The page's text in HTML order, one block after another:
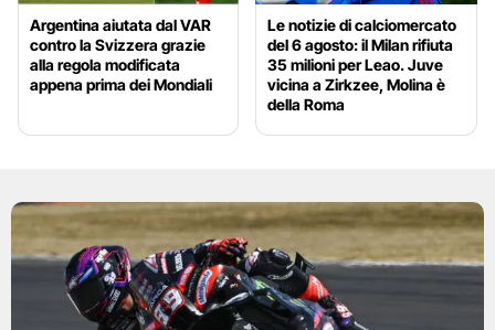
Argentina aiutata dal VAR
contro la Svizzera grazie
alla regola modificata
appena prima dei Mondiali
Le notizie di calciomercato
del 6 agosto: il Milan rifiuta
35 milioni per Leao. Juve
vicina a Zirkzee, Molina è
della Roma